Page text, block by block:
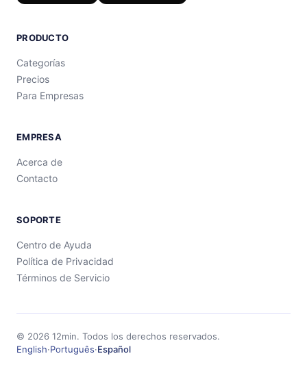
PRODUCTO
Categorías
Precios
Para Empresas
EMPRESA
Acerca de
Contacto
SOPORTE
Centro de Ayuda
Política de Privacidad
Términos de Servicio
© 2026 12min. Todos los derechos reservados.
English·Português·Español